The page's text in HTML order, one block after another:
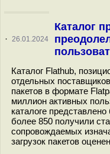
· 26.01.2024
Каталог
Каталог Flathub,
отдельных
пакетов в формате
миллион активных
каталоге
более 850 получили
сопровождаемых
загрузок пакетов